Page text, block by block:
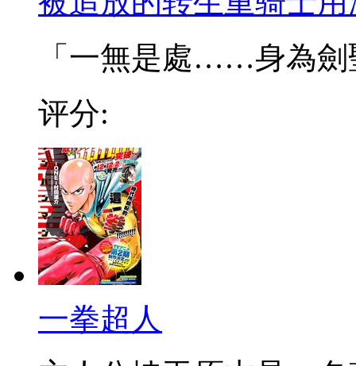
「一無是處……身為劍
评分:
一拳超人